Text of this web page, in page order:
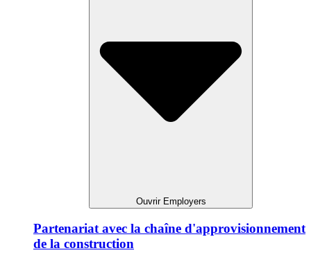
Ouvrir Employers
Partenariat avec la chaîne d'approvisionnement
de la construction